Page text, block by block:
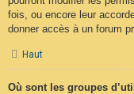
fois, ou encore leur
donner accès à un forum
Haut
Où sont les groupes